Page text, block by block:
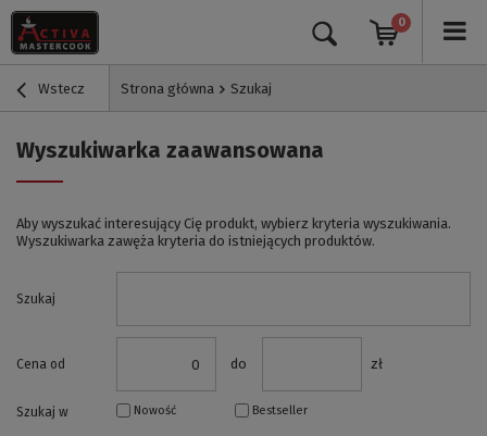
0
Wstecz Strona główna Szukaj
Wyszukiwarka zaawansowana
Aby wyszukać interesujący Cię produkt, wybierz kryteria wyszukiwania.
Wyszukiwarka zawęża kryteria do istniejących produktów.
Szukaj
Cena od do zł
Szukaj w Nowość Bestseller